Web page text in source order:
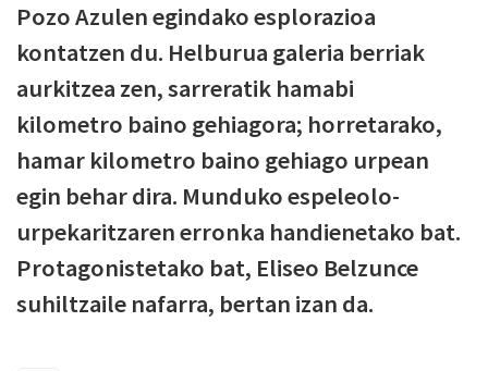
Pozo Azulen egindako esplorazioa
kontatzen du. Helburua galeria berriak
aurkitzea zen, sarreratik hamabi
kilometro baino gehiagora; horretarako,
hamar kilometro baino gehiago urpean
egin behar dira. Munduko espeleolo-
urpekaritzaren erronka handienetako bat.
Protagonistetako bat, Eliseo Belzunce
suhiltzaile nafarra, bertan izan da.